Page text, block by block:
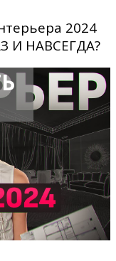
2024
И НАВСЕГДА?